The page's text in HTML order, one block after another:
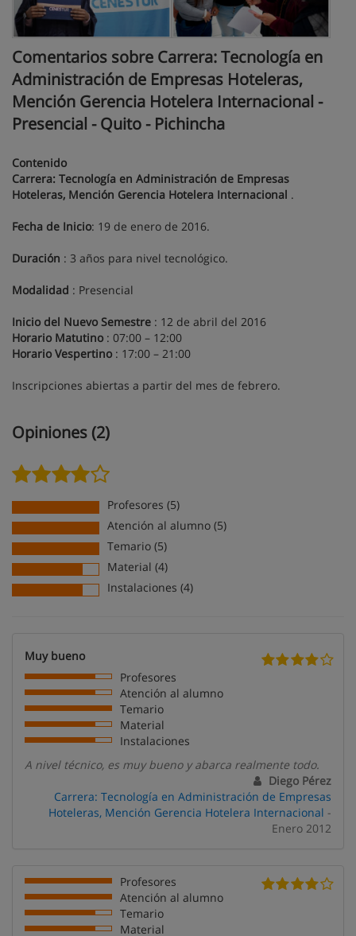
Comentarios sobre Carrera: Tecnología en
Administración de Empresas Hoteleras,
Mención Gerencia Hotelera Internacional -
Presencial - Quito - Pichincha
Contenido
Carrera: Tecnología en Administración de Empresas
Hoteleras, Mención Gerencia Hotelera Internacional .
Fecha de Inicio: 19 de enero de 2016.
Duración : 3 años para nivel tecnológico.
Modalidad : Presencial
Inicio del Nuevo Semestre : 12 de abril del 2016
Horario Matutino : 07:00 – 12:00
Horario Vespertino : 17:00 – 21:00
Inscripciones abiertas a partir del mes de febrero.
Opiniones (2)
Profesores (5)
Atención al alumno (5)
Temario (5)
Material (4)
Instalaciones (4)
Muy bueno
Profesores
Atención al alumno
Temario
Material
Instalaciones
A nivel técnico, es muy bueno y abarca realmente todo.
Diego Pérez
Carrera: Tecnología en Administración de Empresas
Hoteleras, Mención Gerencia Hotelera Internacional -
Enero 2012
Profesores
Atención al alumno
Temario
Material